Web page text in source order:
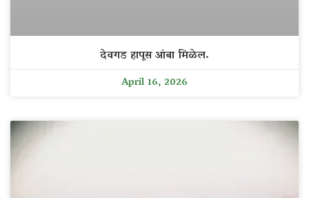
देवगड हापूस आंबा मिळेल.
April 16, 2026